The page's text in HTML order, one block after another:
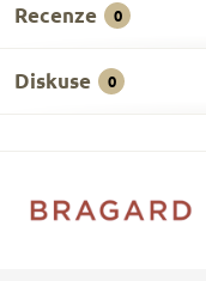
Recenze 0
Diskuse 0